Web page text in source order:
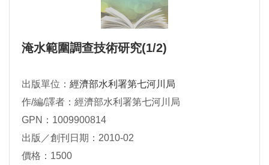
淹水範圍調查技術研究(1/2)
出版單位： 經濟部水利署第七河川局
作/編/譯者：經濟部水利署第七河川局
GPN：1009900814
出版／創刊日期：2010-02
價格：1500